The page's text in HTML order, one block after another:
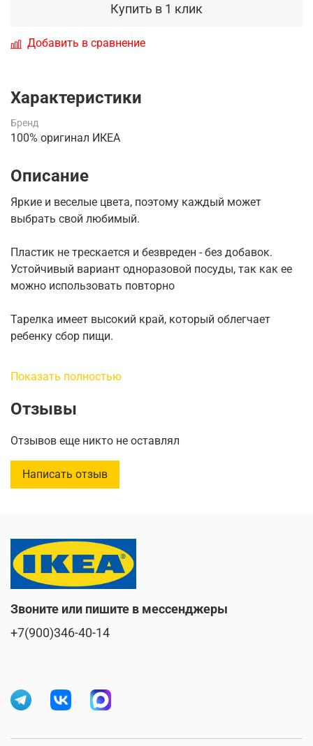
Купить в 1 клик
Добавить в сравнение
Характеристики
Бренд
100% оригинал ИКЕА
Описание
Яркие и веселые цвета, поэтому каждый может
выбрать свой любимый.
Пластик не трескается и безвреден - без добавок.
Устойчивый вариант одноразовой посуды, так как ее
можно использовать повторно
Тарелка имеет высокий край, который облегчает
ребенку сбор пищи.
Вы можете расположить их друг на друге, чтобы они
Показать полностью
Отзывы
Отзывов еще никто не оставлял
Написать отзыв
Звоните или пишите в мессенджеры
+7(900)346-40-14